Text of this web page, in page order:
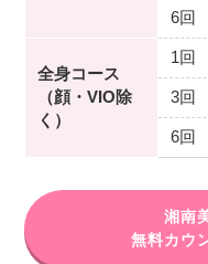
6回
全身コース
（顔・VIO除
く）
1回
3回
6回
湘南
無料カウ